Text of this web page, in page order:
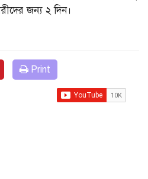
জন্য ২ দিন।
Print